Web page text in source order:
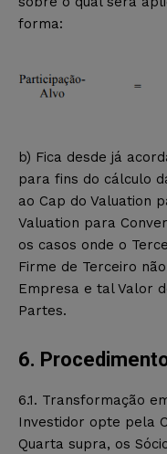
forma:
b) Fica desde já
para fins do cálculo
ao Cap do Valuation
Valuation para
os casos onde o
Firme de Terceiro
Empresa e tal Valor
Partes.
6.
6.1. Transformação
Investidor opte pela
Quarta supra, os